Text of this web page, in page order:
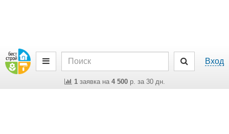
Вход
1заявка на 4 500р. за 30 дн.